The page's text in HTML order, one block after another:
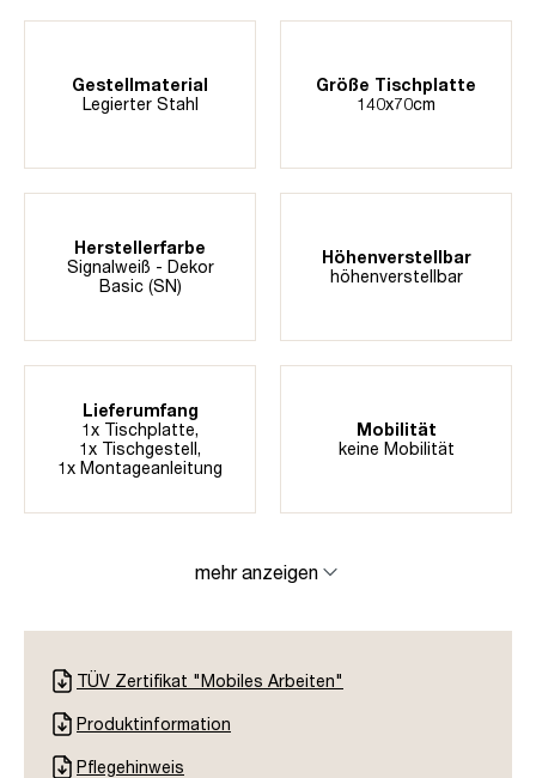
Gestellmaterial
Legierter Stahl
Größe Tischplatte
140x70cm
Herstellerfarbe
Signalweiß - Dekor
Basic (SN)
Höhenverstellbar
höhenverstellbar
Lieferumfang
1x Tischplatte,
1x Tischgestell,
1x Montageanleitung
Mobilität
keine Mobilität
mehr anzeigen
TÜV Zertifikat "Mobiles Arbeiten"
Produktinformation
Pflegehinweis